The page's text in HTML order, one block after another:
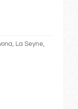
La Seyne,